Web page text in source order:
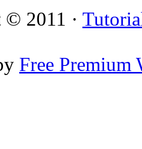
2011 ·
Free Premium